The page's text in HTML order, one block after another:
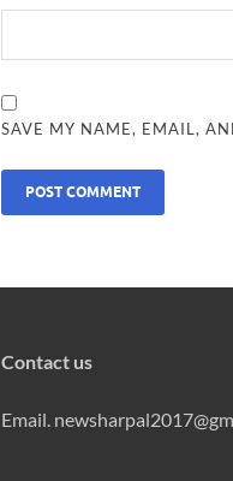
SAVE MY NAME, EMAIL,
Contact us
Email.